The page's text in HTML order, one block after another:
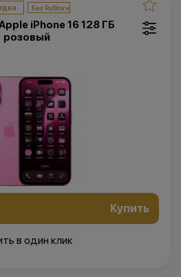
iPhone 16 128 ГБ
розовый
Купить
в один клик